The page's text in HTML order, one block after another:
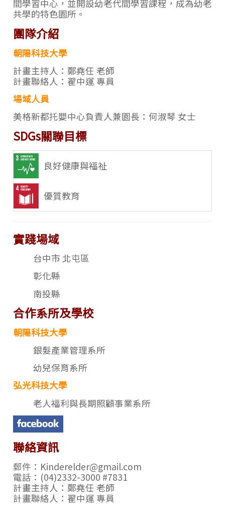
間學習中心，並開設幼老代間學習課程，成為幼老
共學的特色園所。
團隊介紹
朝陽科技大學
計畫主持人： 鄭堯任 老師
計畫聯絡人：翟中運 專員
場域人員
美格新都托嬰中心負責人兼園長：何淑琴 女士
SDGs關聯目標
良好健康與福祉
優質教育
實踐場域
台中市 北屯區
彰化縣
南投縣
合作系所及學校
朝陽科技大學
銀髮產業管理系所
幼兒保育系所
弘光科技大學
老人福利與長期照顧事業系所
聯絡資訊
郵件：Kinderelder@gmail.com
電話：(04)2332-3000 #7831
計畫主持人：鄭堯任 老師
計畫聯絡人：翟中運 專員